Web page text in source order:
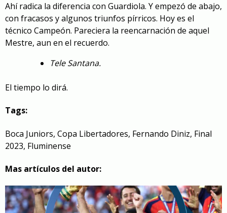
Ahí radica la diferencia con Guardiola. Y empezó de abajo,
con fracasos y algunos triunfos pírricos. Hoy es el
técnico Campeón. Pareciera la reencarnación de aquel
Mestre, aun en el recuerdo.
Tele Santana.
El tiempo lo dirá.
Tags:
Boca Juniors, Copa Libertadores, Fernando Diniz, Final
2023, Fluminense
Mas artículos del autor: